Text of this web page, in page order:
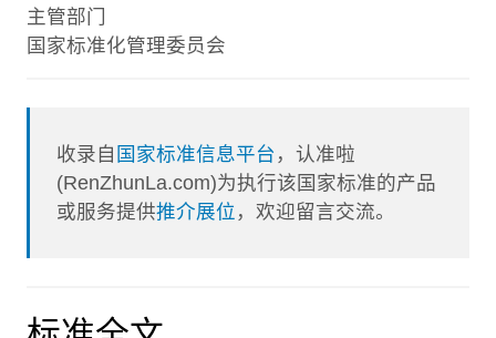
主管部门
国家标准化管理委员会
收录自 国家标准信息平台 ，认准啦
(RenZhunLa.com)为执行该国家标准的产品
或服务提供推介展位 ，欢迎留言交流。